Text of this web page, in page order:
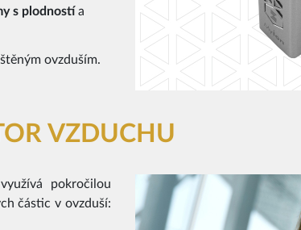
s plodností a
ovzduším.
VZDUCHU
pokročilou
částic v ovzduší: